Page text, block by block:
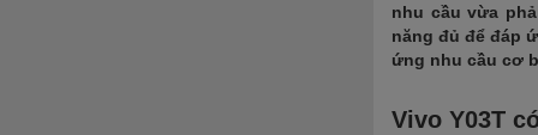
nhu cầu vừa
năng đủ để đáp
ứng nhu cầu cơ
Vivo Y03T